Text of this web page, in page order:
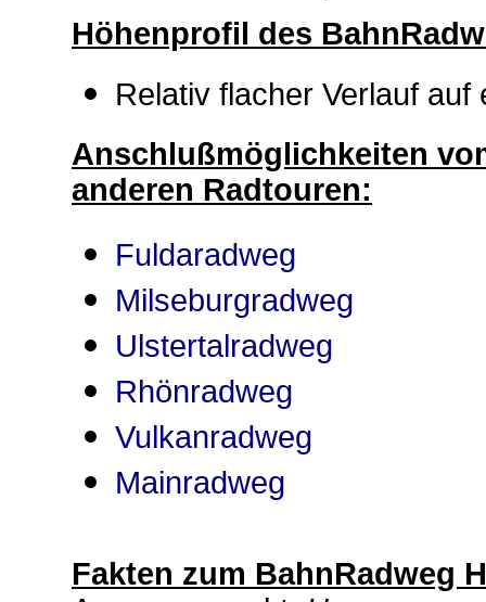
Höhenprofil des
Relativ flacher Verlauf
Anschlußmöglichkeiten
anderen Radtouren:
Fuldaradweg
Milseburgradweg
Ulstertalradweg
Rhönradweg
Vulkanradweg
Mainradweg
Fakten zum BahnRadweg